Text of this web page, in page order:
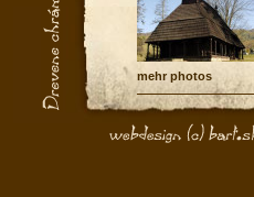
mehr photos